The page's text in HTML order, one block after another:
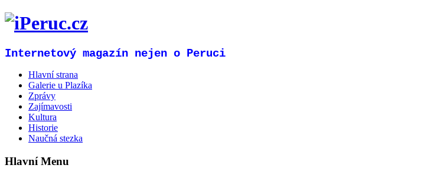
Internetový magazín nejen o Peruci
Hlavní strana
Galerie u Plazíka
Zprávy
Zajímavosti
Kultura
Historie
Naučná stezka
Hlavní Menu